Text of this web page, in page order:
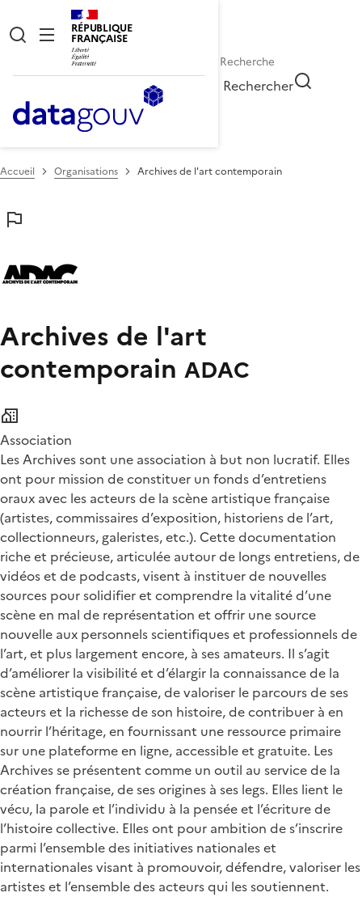
RÉPUBLIQUE
FRANÇAISE
Rechercher
Accueil Organisations Archives de l'art contemporain
Archives de l'art
contemporain ADAC
Association
Les Archives sont une association à but non lucratif. Elles
ont pour mission de constituer un fonds d’entretiens
oraux avec les acteurs de la scène artistique française
(artistes, commissaires d’exposition, historiens de l’art,
collectionneurs, galeristes, etc.). Cette documentation
riche et précieuse, articulée autour de longs entretiens, de
vidéos et de podcasts, visent à instituer de nouvelles
sources pour solidifier et comprendre la vitalité d’une
scène en mal de représentation et offrir une source
nouvelle aux personnels scientifiques et professionnels de
l’art, et plus largement encore, à ses amateurs. Il s’agit
d’améliorer la visibilité et d’élargir la connaissance de la
scène artistique française, de valoriser le parcours de ses
acteurs et la richesse de son histoire, de contribuer à en
nourrir l’héritage, en fournissant une ressource primaire
sur une plateforme en ligne, accessible et gratuite. Les
Archives se présentent comme un outil au service de la
création française, de ses origines à ses legs. Elles lient le
vécu, la parole et l’individu à la pensée et l’écriture de
l’histoire collective. Elles ont pour ambition de s’inscrire
parmi l’ensemble des initiatives nationales et
internationales visant à promouvoir, défendre, valoriser les
artistes et l’ensemble des acteurs qui les soutiennent.